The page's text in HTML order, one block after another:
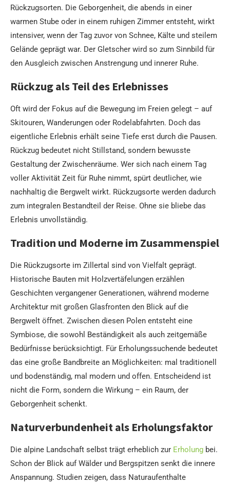
Rückzugsorten. Die Geborgenheit, die abends in einer
warmen Stube oder in einem ruhigen Zimmer entsteht, wirkt
intensiver, wenn der Tag zuvor von Schnee, Kälte und steilem
Gelände geprägt war. Der Gletscher wird so zum Sinnbild für
den Ausgleich zwischen Anstrengung und innerer Ruhe.
Rückzug als Teil des Erlebnisses
Oft wird der Fokus auf die Bewegung im Freien gelegt – auf
Skitouren, Wanderungen oder Rodelabfahrten. Doch das
eigentliche Erlebnis erhält seine Tiefe erst durch die Pausen.
Rückzug bedeutet nicht Stillstand, sondern bewusste
Gestaltung der Zwischenräume. Wer sich nach einem Tag
voller Aktivität Zeit für Ruhe nimmt, spürt deutlicher, wie
nachhaltig die Bergwelt wirkt. Rückzugsorte werden dadurch
zum integralen Bestandteil der Reise. Ohne sie bliebe das
Erlebnis unvollständig.
Tradition und Moderne im Zusammenspiel
Die Rückzugsorte im Zillertal sind von Vielfalt geprägt.
Historische Bauten mit Holzvertäfelungen erzählen
Geschichten vergangener Generationen, während moderne
Architektur mit großen Glasfronten den Blick auf die
Bergwelt öffnet. Zwischen diesen Polen entsteht eine
Symbiose, die sowohl Beständigkeit als auch zeitgemäße
Bedürfnisse berücksichtigt. Für Erholungssuchende bedeutet
das eine große Bandbreite an Möglichkeiten: mal traditionell
und bodenständig, mal modern und offen. Entscheidend ist
nicht die Form, sondern die Wirkung – ein Raum, der
Geborgenheit schenkt.
Naturverbundenheit als Erholungsfaktor
Die alpine Landschaft selbst trägt erheblich zur Erholung bei.
Schon der Blick auf Wälder und Bergspitzen senkt die innere
Anspannung. Studien zeigen, dass Naturaufenthalte